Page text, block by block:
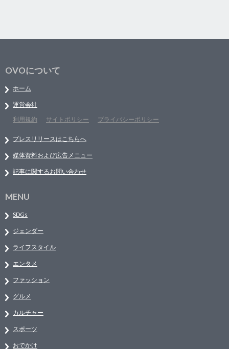
OVOについて
ホーム
運営会社
利用規約
サイトポリシー プライバシーポリシー
プレスリリースはこちらへ
媒体資料および広告メニュー
記事に関するお問い合わせ
MENU
SDGs
ジェンダー
ライフスタイル
エンタメ
ファッション
グルメ
カルチャー
スポーツ
おでかけ